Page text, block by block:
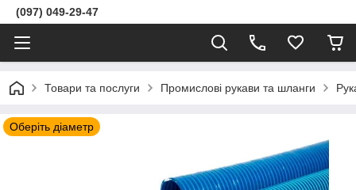
(097) 049-29-47
Товари та послуги Промислові рукави та шланги
Оберіть діаметр